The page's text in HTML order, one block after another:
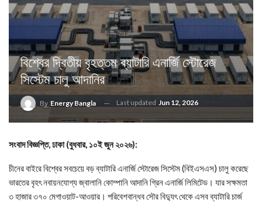
বিশ্বের দ্বিতীয় বৃহত্তম ব্যাটারি এনার্জি স্টোরেজ
সিস্টেম চালু আদানির
By Energy Bangla Last updated Jun 12, 2026
সংবাদ বিজ্ঞপ্তি, ঢাকা (বুধবার, ১০ই জুন ২০২৬):
চীনের বাইরে বিশ্বের সবচেয়ে বড় ব্যাটারি এনার্জি স্টোরেজ সিস্টেম (বিইএসএস) চালু করেছে
ভারতের বৃহৎ নবায়নযোগ্য জ্বালানি কোম্পানি আদানি গ্রিন এনার্জি লিমিটেড। যার সক্ষমতা
৩ হাজার ৩৭০ মেগাওয়াট-আওয়ার। পরিবেশবান্ধব সৌর বিদ্যুৎ থেকে এসব ব্যাটারি চার্জ